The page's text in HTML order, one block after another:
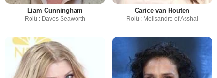
Liam Cunningham
Rolü : Davos Seaworth
Carice van Houten
Rolü : Melisandre of Asshai